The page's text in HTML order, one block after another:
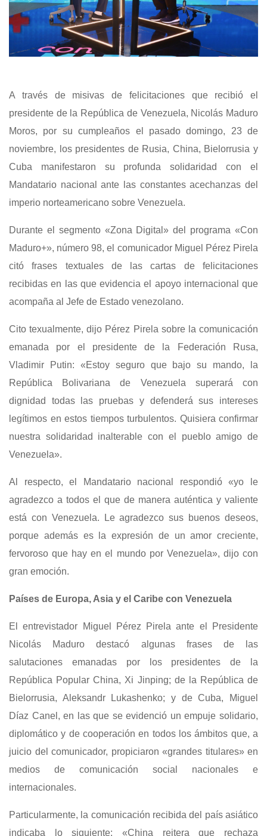
A través de misivas de felicitaciones que recibió el
presidente de la República de Venezuela, Nicolás Maduro
Moros, por su cumpleaños el pasado domingo, 23 de
noviembre, los presidentes de Rusia, China, Bielorrusia y
Cuba manifestaron su profunda solidaridad con el
Mandatario nacional ante las constantes acechanzas del
imperio norteamericano sobre Venezuela.
Durante el segmento «Zona Digital» del programa «Con
Maduro+», número 98, el comunicador Miguel Pérez Pirela
citó frases textuales de las cartas de felicitaciones
recibidas en las que evidencia el apoyo internacional que
acompaña al Jefe de Estado venezolano.
Cito texualmente, dijo Pérez Pirela sobre la comunicación
emanada por el presidente de la Federación Rusa,
Vladimir Putin: «Estoy seguro que bajo su mando, la
República Bolivariana de Venezuela superará con
dignidad todas las pruebas y defenderá sus intereses
legítimos en estos tiempos turbulentos. Quisiera confirmar
nuestra solidaridad inalterable con el pueblo amigo de
Venezuela».
Al respecto, el Mandatario nacional respondió «yo le
agradezco a todos el que de manera auténtica y valiente
está con Venezuela. Le agradezco sus buenos deseos,
porque además es la expresión de un amor creciente,
fervoroso que hay en el mundo por Venezuela», dijo con
gran emoción.
Países de Europa, Asia y el Caribe con Venezuela
El entrevistador Miguel Pérez Pirela ante el Presidente
Nicolás Maduro destacó algunas frases de las
salutaciones emanadas por los presidentes de la
República Popular China, Xi Jinping; de la República de
Bielorrusia, Aleksandr Lukashenko; y de Cuba, Miguel
Díaz Canel, en las que se evidenció un empuje solidario,
diplomático y de cooperación en todos los ámbitos que, a
juicio del comunicador, propiciaron «grandes titulares» en
medios de comunicación social nacionales e
internacionales.
Particularmente, la comunicación recibida del país asiático
indicaba lo siguiente: «China reitera que rechaza